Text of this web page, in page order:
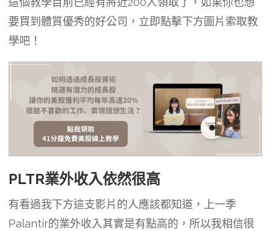
要買到體質優秀的好公司，立即點擊下方圖片索取教
學吧！
PLTR業外收入依然很高
有看過我下方這支影片的人應該都知道，上一季
Palantir的業外收入其實是有點高的，所以我相信很